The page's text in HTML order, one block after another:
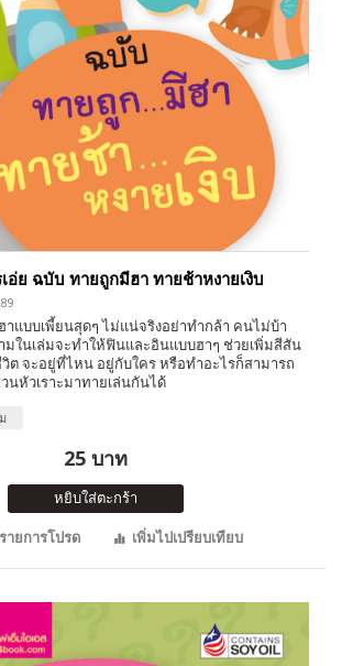
อ่ย ฉบับ ทายถูกมีฮา ทายช้าหงายเงิบ
าแบบเพี้ยนสุดๆ ไม่แน่จริงอย่าทำกล้า คนไม่บ้า
มในเล่มจะทำให้ฟินและอินแบบฮาๆ ช่วยเพิ่มสีสัน
ต จะอยู่ที่ไหน อยู่กับใคร หรือทำอะไรก็สามารถ
หัวเราะมาทายเล่นกันได้
25 บาท
หยิบใส่ตะกร้า
ายการโปรด
เพิ่มไปเปรียบเทียบ